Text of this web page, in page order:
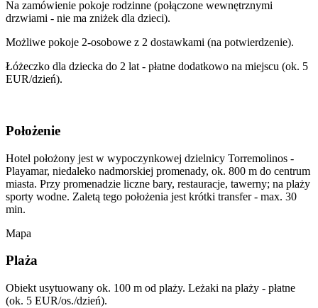
Na zamówienie pokoje rodzinne (połączone wewnętrznymi
drzwiami - nie ma zniżek dla dzieci).
Możliwe pokoje 2-osobowe z 2 dostawkami (na potwierdzenie).
Łóżeczko dla dziecka do 2 lat - płatne dodatkowo na miejscu (ok. 5
EUR/dzień).
Położenie
Hotel położony jest w wypoczynkowej dzielnicy Torremolinos -
Playamar, niedaleko nadmorskiej promenady, ok. 800 m do centrum
miasta. Przy promenadzie liczne bary, restauracje, tawerny; na plaży
sporty wodne. Zaletą tego położenia jest krótki transfer - max. 30
min.
Mapa
Plaża
Obiekt usytuowany ok. 100 m od plaży. Leżaki na plaży - płatne
(ok. 5 EUR/os./dzień).